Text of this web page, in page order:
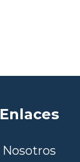
Enlaces
Nosotros